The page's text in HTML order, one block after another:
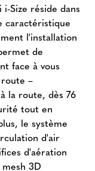
Size réside dans
caractéristique
l'installation
de
face à vous
–
la route, dès 76
tout en
le système
d'air
d'aération
3D